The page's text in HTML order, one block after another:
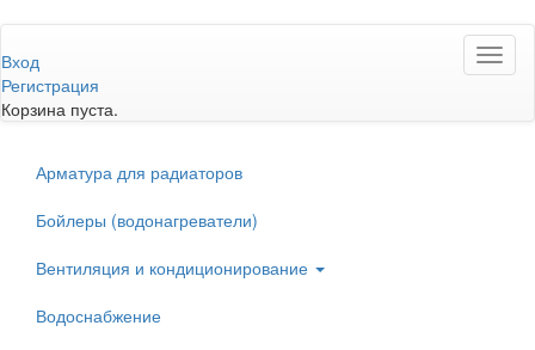
к
основному
содержанию
Вход
Регистрация
Корзина пуста.
Арматура для радиаторов
Бойлеры (водонагреватели)
Вентиляция и кондиционирование
Водоснабжение